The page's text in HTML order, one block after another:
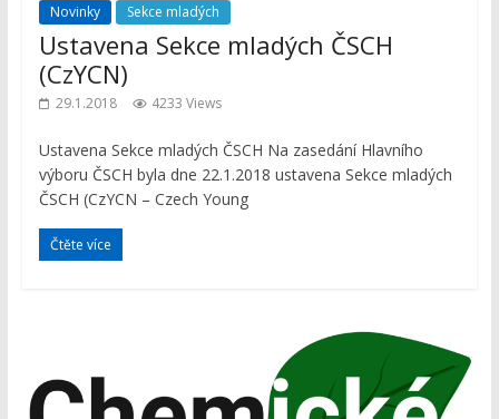
Novinky Sekce mladých
Ustavena Sekce mladých ČSCH
(CzYCN)
29.1.2018 4233 Views
Ustavena Sekce mladých ČSCH Na zasedání Hlavního
výboru ČSCH byla dne 22.1.2018 ustavena Sekce mladých
ČSCH (CzYCN – Czech Young
Čtěte více